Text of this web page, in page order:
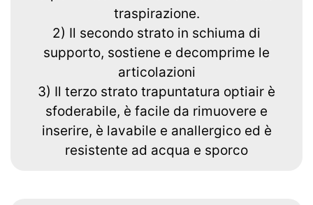
traspirazione.
2) Il secondo strato in schiuma di
supporto, sostiene e decomprime le
articolazioni
3) Il terzo strato trapuntatura optiair è
sfoderabile, è facile da rimuovere e
inserire, è lavabile e anallergico ed è
resistente ad acqua e sporco